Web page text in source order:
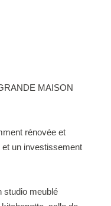
MAISON
rénovée et
et un investissement
studio meublé